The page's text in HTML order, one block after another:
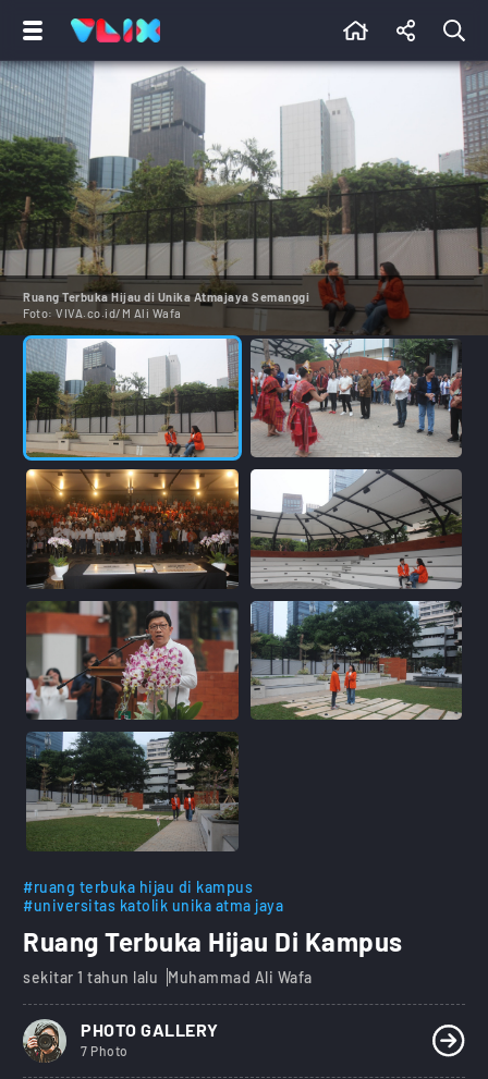
Ruang Terbuka Hijau di Unika Atmajaya Semanggi
Foto: VIVA.co.id/M Ali Wafa
#ruang terbuka hijau di kampus
#universitas katolik unika atma jaya
Ruang Terbuka Hijau Di Kampus
sekitar 1 tahun lalu Muhammad Ali Wafa
PHOTO GALLERY
7 Photo